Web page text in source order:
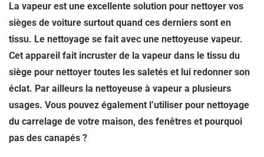
La vapeur est une excellente solution pour nettoyer vos
sièges de voiture surtout quand ces derniers sont en
tissu. Le nettoyage se fait avec une nettoyeuse vapeur.
Cet appareil fait incruster de la vapeur dans le tissu du
siège pour nettoyer toutes les saletés et lui redonner son
éclat. Par ailleurs la nettoyeuse à vapeur a plusieurs
usages. Vous pouvez également l’utiliser pour nettoyage
du carrelage de votre maison, des fenêtres et pourquoi
pas des canapés ?